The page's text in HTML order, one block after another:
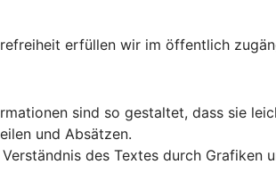
erfüllen wir im öffentlich
sind so gestaltet, dass sie
und Absätzen.
des Textes durch Grafiken